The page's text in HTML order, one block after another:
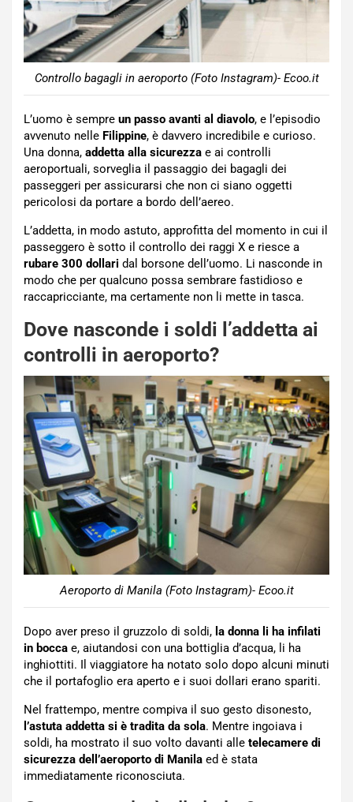
Controllo bagagli in aeroporto (Foto Instagram)- Ecoo.it
L’uomo è sempre un passo avanti al diavolo, e l’episodio
avvenuto nelle Filippine, è davvero incredibile e curioso.
Una donna, addetta alla sicurezza e ai controlli
aeroportuali, sorveglia il passaggio dei bagagli dei
passeggeri per assicurarsi che non ci siano oggetti
pericolosi da portare a bordo dell’aereo.
L’addetta, in modo astuto, approfitta del momento in cui il
passeggero è sotto il controllo dei raggi X e riesce a
rubare 300 dollari dal borsone dell’uomo. Li nasconde in
modo che per qualcuno possa sembrare fastidioso e
raccapricciante, ma certamente non li mette in tasca.
Dove nasconde i soldi l’addetta ai
controlli in aeroporto?
Aeroporto di Manila (Foto Instagram)- Ecoo.it
Dopo aver preso il gruzzolo di soldi, la donna li ha infilati
in bocca e, aiutandosi con una bottiglia d’acqua, li ha
inghiottiti. Il viaggiatore ha notato solo dopo alcuni minuti
che il portafoglio era aperto e i suoi dollari erano spariti.
Nel frattempo, mentre compiva il suo gesto disonesto,
l’astuta addetta si è tradita da sola. Mentre ingoiava i
soldi, ha mostrato il suo volto davanti alle telecamere di
sicurezza dell’aeroporto di Manila ed è stata
immediatamente riconosciuta.